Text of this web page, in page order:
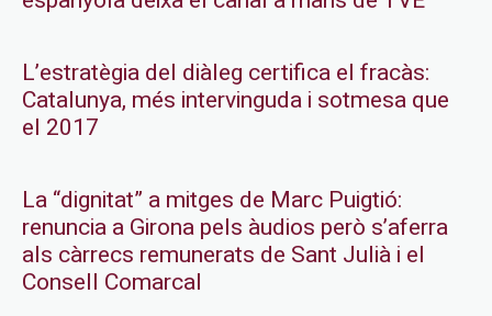
L’estratègia del diàleg certifica el fracàs:
Catalunya, més intervinguda i sotmesa que
el 2017
La “dignitat” a mitges de Marc Puigtió:
renuncia a Girona pels àudios però s’aferra
als càrrecs remunerats de Sant Julià i el
Consell Comarcal